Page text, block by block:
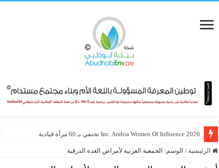
Inc. Arabia Women Of Influence 2026 تحتفي بـ 60 مرأة قيادية
الرئيسية / الوسم: الجمعية العربية لأمراض الغدة الدرقية